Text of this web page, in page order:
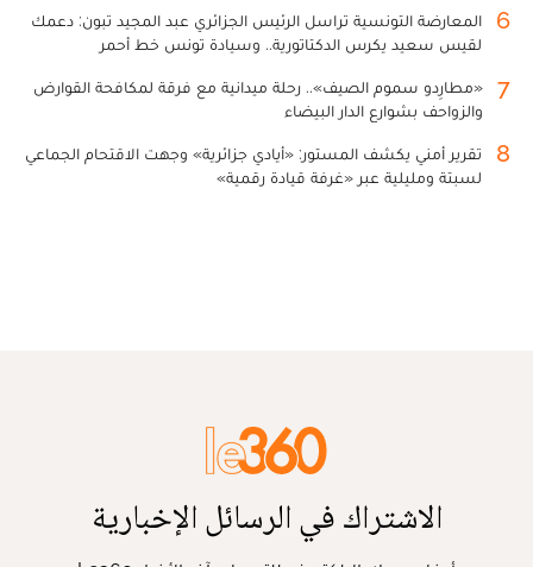
6
المعارضة التونسية تراسل الرئيس الجزائري عبد المجيد تبون: دعمك
لقيس سعيد يكرس الدكتاتورية.. وسيادة تونس خط أحمر
7
«مطارِدو سموم الصيف».. رحلة ميدانية مع فرقة لمكافحة القوارض
والزواحف بشوارع الدار البيضاء
8
تقرير أمني يكشف المستور: «أيادي جزائرية» وجهت الاقتحام الجماعي
لسبتة ومليلية عبر «غرفة قيادة رقمية»
الاشتراك في الرسائل الإخبارية